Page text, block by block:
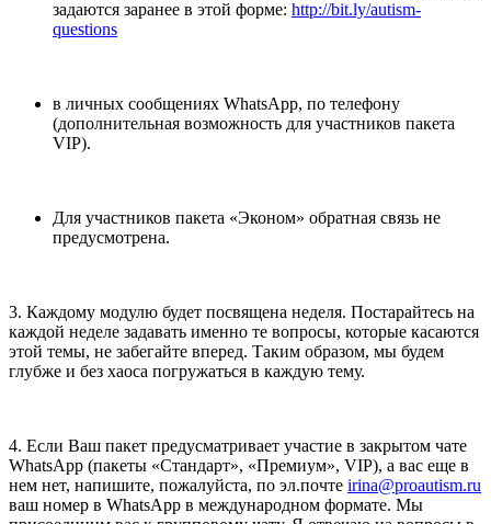
задаются заранее в этой форме: http://bit.ly/autism-
questions
в личных сообщениях WhatsApp, по телефону
(дополнительная возможность для участников пакета
VIP).
Для участников пакета «Эконом» обратная связь не
предусмотрена.
3. Каждому модулю будет посвящена неделя. Постарайтесь на
каждой неделе задавать именно те вопросы, которые касаются
этой темы, не забегайте вперед. Таким образом, мы будем
глубже и без хаоса погружаться в каждую тему.
4. Если Ваш пакет предусматривает участие в закрытом чате
WhatsApp (пакеты «Стандарт», «Премиум», VIP), а вас еще в
нем нет, напишите, пожалуйста, по эл.почте irina@proautism.ru
ваш номер в WhatsApp в международном формате. Мы